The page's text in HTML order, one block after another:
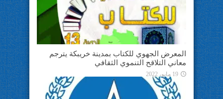
المعرض الجهوي للكتاب بمدينة خريبكة يترجم
معاني التلاقح التنموي الثقافي
19 مايو، 2022